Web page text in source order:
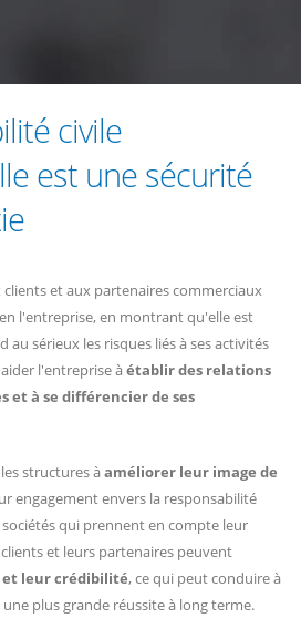
civile
est une sécurité
et aux partenaires commerciaux
l'entreprise, en montrant qu'elle est
au sérieux les risques liés à ses activités
l'entreprise àétablir des relations
et à se différencier de ses
structures àaméliorer leur image de
engagement envers la responsabilité
sociétés qui prennent en compte leur
et leurs partenaires peuvent
leur crédibilité, ce qui peut conduire à
plus grande réussite à long terme.